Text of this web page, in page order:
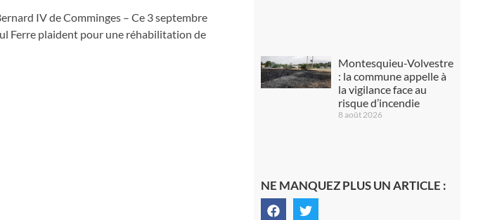
IV de Comminges – Ce 3 septembre
Ferre plaident pour une réhabilitation de
Montesquieu-Volvestre
: la commune appelle à
la vigilance face au
risque d’incendie
8 août 2026
NE MANQUEZ PLUS UN ARTICLE :